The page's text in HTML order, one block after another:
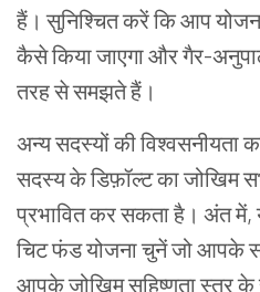
हैं। सुनिश्चित करें कि आप
कैसे किया जाएगा और गैर-
तरह से समझते हैं।
अन्य सदस्यों की विश्वसनीयता
सदस्य के डिफ़ॉल्ट का जोखिम
प्रभावित कर सकता है। अंत में,
चिट फंड योजना चुनें जो आपके
आपके जोखिम सहिष्णुता स्तर के